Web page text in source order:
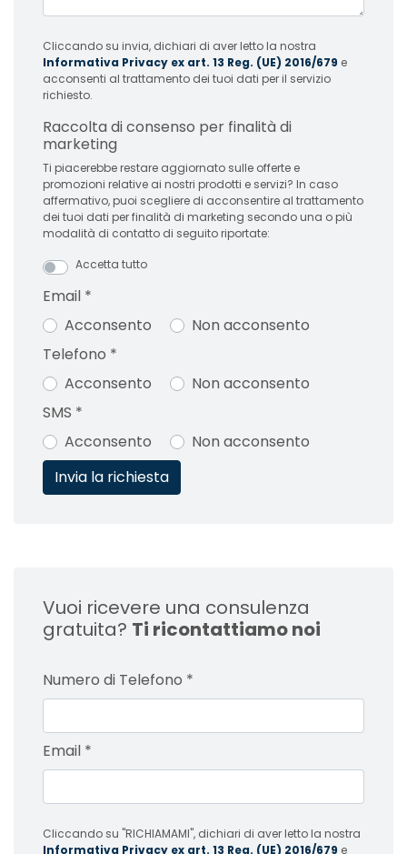
Cliccando su invia, dichiari di aver letto la nostra
Informativa Privacy ex art. 13 Reg. (UE) 2016/679 e
acconsenti al trattamento dei tuoi dati per il servizio
richiesto.
Raccolta di consenso per finalità di
marketing
Ti piacerebbe restare aggiornato sulle offerte e
promozioni relative ai nostri prodotti e servizi? In caso
affermativo, puoi scegliere di acconsentire al trattamento
dei tuoi dati per finalità di marketing secondo una o più
modalità di contatto di seguito riportate:
Accetta tutto
Email *
Acconsento
Non acconsento
Telefono *
Acconsento
Non acconsento
SMS *
Acconsento
Non acconsento
Vuoi ricevere una consulenza
gratuita? Ti ricontattiamo noi
Numero di Telefono *
Email *
Cliccando su "RICHIAMAMI", dichiari di aver letto la nostra
Informativa Privacy ex art. 13 Reg. (UE) 2016/679 e